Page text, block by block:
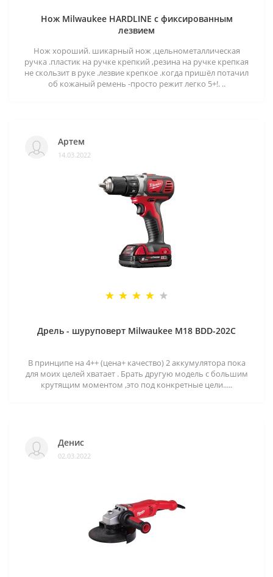
Нож Milwaukee HARDLINE с фиксированным
лезвием
Нож хороший. шикарный нож ,цельнометаллическая
ручка .пластик на ручке крепкий ,резина на ручке крепкая
не скользит в руке .лезвие крепкое .когда пришёл потачил
об кожаный ремень -просто режит легко 5+!. ..
Артем
14.03.2022
Дрель - шуруповерт Milwaukee M18 BDD-202C
В принципе на 4++ (цена+ качество) 2 аккумулятора пока
для моих целей хватает . Брать другую модель с большим
крутящим моментом ,это под конкретные цели.....
Денис
02.03.2022